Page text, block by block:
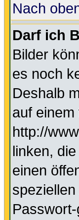
Nach
Darf ich
Bilder
es noch
Deshalb
auf
http://
linken,
einen